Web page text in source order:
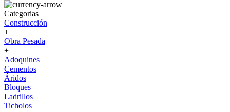
Categorias
Construcción
+
Obra Pesada
+
Adoquines
Cementos
Áridos
Bloques
Ladrillos
Ticholos